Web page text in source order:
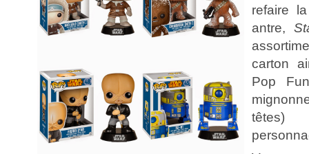
refaire
antre,
carton
Pop
têtes)